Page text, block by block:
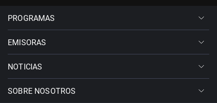
PROGRAMAS
EMISORAS
NOTICIAS
SOBRE NOSOTROS